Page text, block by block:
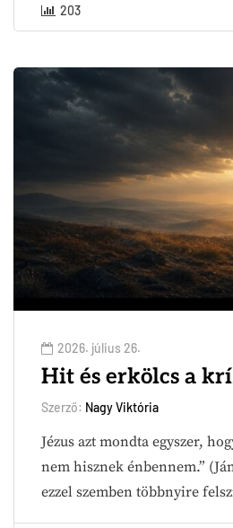
203
2026. július 26.
Hit és erkölcs a
Szerző: Nagy Viktória
Jézus azt mondta egyszer,
nem hisznek énbennem.”
ezzel szemben többnyire